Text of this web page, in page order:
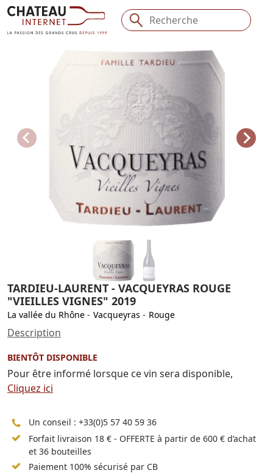
TARDIEU-LAURENT - VACQUEYRAS ROUGE
"VIEILLES VIGNES" 2019
La vallée du Rhône - Vacqueyras - Rouge
Description
BIENTÔT DISPONIBLE
Pour être informé lorsque ce vin sera disponible,
Cliquez ici
Un conseil : +33(0)5 57 40 59 36
Forfait livraison 18 € - OFFERTE à partir de 600 € d’achat
et 36 bouteilles
Paiement 100% sécurisé par CB